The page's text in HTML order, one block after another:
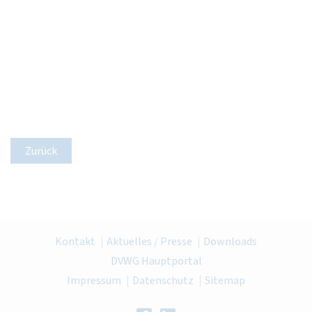
Zurück
Kontakt Aktuelles / Presse
Downloads
DVWG Hauptportal
Impressum
Datenschutz Sitemap